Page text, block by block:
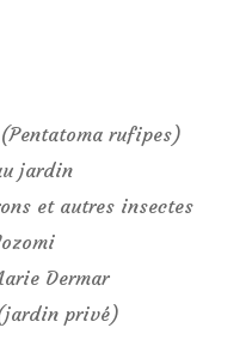
rufipes)
jardin
et autres insectes
Dermar
privé)